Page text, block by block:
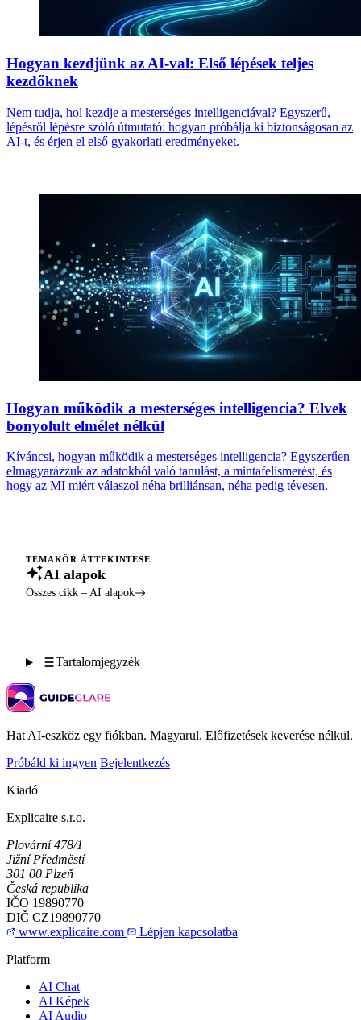
Hogyan kezdjünk az AI-val: Első lépések teljes
kezdőknek
Nem tudja, hol kezdje a mesterséges intelligenciával? Egyszerű,
lépésről lépésre szóló útmutató: hogyan próbálja ki biztonságosan az
AI-t, és érjen el első gyakorlati eredményeket.
Hogyan működik a mesterséges intelligencia? Elvek
bonyolult elmélet nélkül
Kíváncsi, hogyan működik a mesterséges intelligencia? Egyszerűen
elmagyarázzuk az adatokból való tanulást, a mintafelismerést, és
hogy az MI miért válaszol néha brilliánsan, néha pedig tévesen.
TÉMAKÖR ÁTTEKINTÉSE
AI alapok
Összes cikk – AI alapok
Tartalomjegyzék
Hat AI-eszköz egy fiókban. Magyarul. Előfizetések keverése nélkül.
Próbáld ki ingyen Bejelentkezés
Kiadó
Explicaire s.r.o.
Plovární 478/1
Jižní Předměstí
301 00 Plzeň
Česká republika
IČO 19890770
DIČ CZ19890770
www.explicaire.com
Lépjen kapcsolatba
Platform
AI Chat
AI Képek
AI Audio